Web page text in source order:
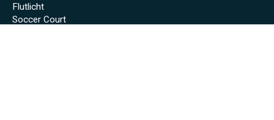
Flutlicht
Soccer Court